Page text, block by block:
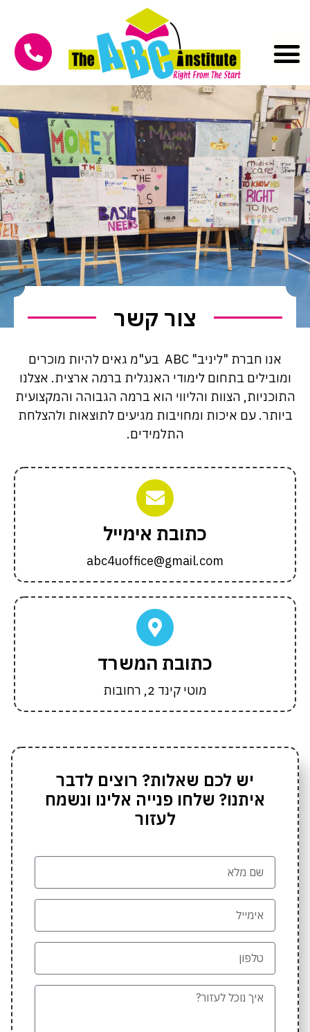
צור קשר
אנו חברת "ליניב" ABC בע"מ גאים להיות מוכרים
ומובילים בתחום לימודי האנגלית ברמה ארצית. אצלנו
התוכניות, הצוות והליווי הוא ברמה הגבוהה והמקצועית
ביותר. עם איכות ומחויבות מגיעים לתוצאות ולהצלחת
התלמידים.
כתובת אימייל
abc4uoffice@gmail.com
כתובת המשרד
מוטי קינד 2, רחובות
יש לכם שאלות? רוצים לדבר
איתנו? שלחו פנייה אלינו ונשמח
לעזור